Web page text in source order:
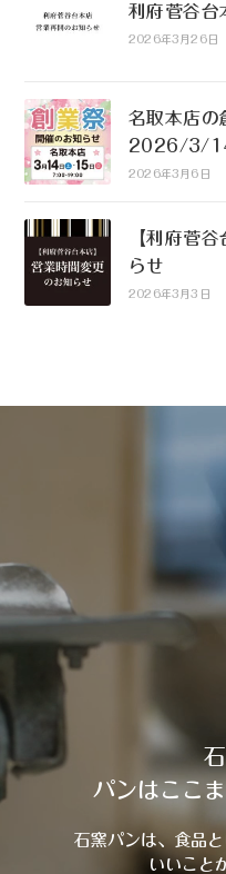
利府菅谷
2026年3月26日
名取本店の
2026/3/
2026年3月6日
【利府菅
らせ
2026年3月3日
パンはここ
石窯パンは、食品と
いいこと